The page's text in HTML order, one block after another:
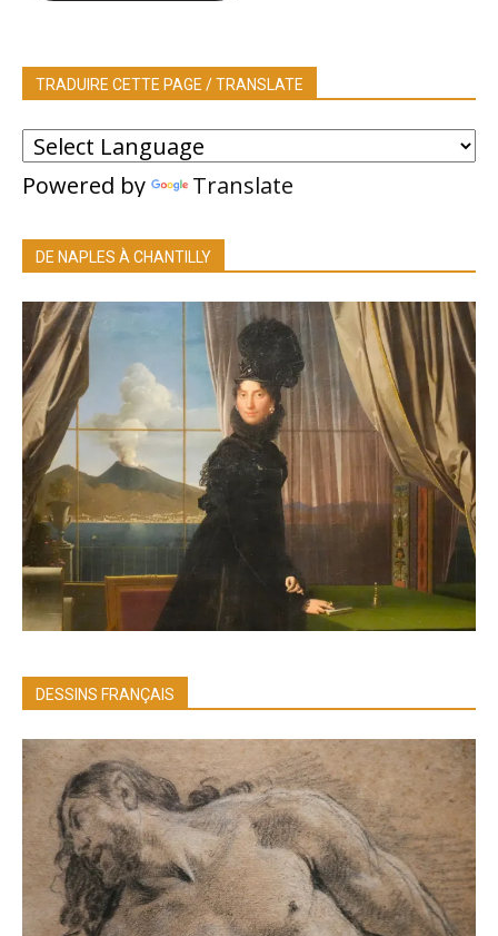
TRADUIRE CETTE PAGE / TRANSLATE
Powered by Translate
DE NAPLES À CHANTILLY
DESSINS FRANÇAIS